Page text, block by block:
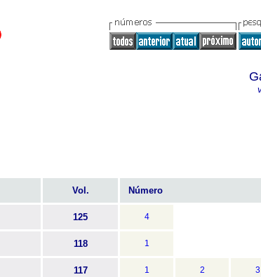
Vol. Número
125 4
118 1
117 1 2 3